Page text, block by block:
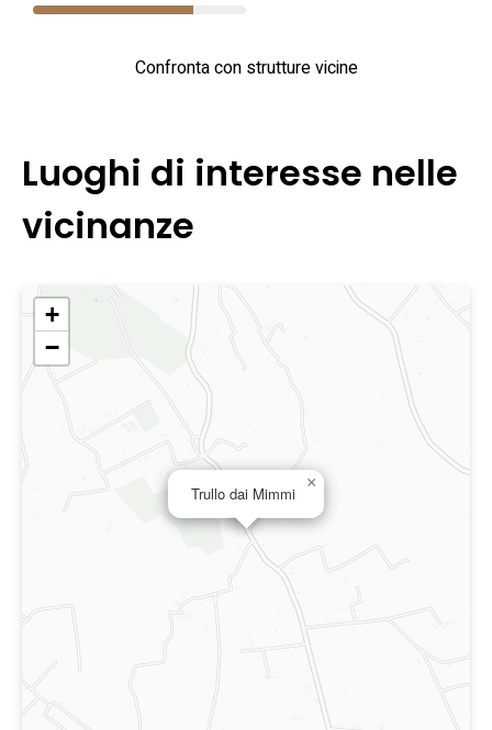
Confronta con strutture vicine
Luoghi di interesse nelle
vicinanze
Trullo dai Mimmi
×
+
−